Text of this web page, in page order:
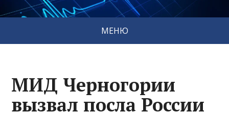
МЕНЮ
МИД Черногории
вызвал посла России